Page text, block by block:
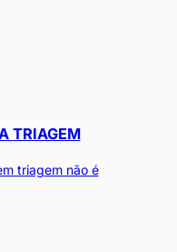
TRIAGEM
triagem não é